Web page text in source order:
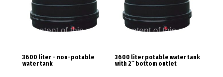
3600 liter – non-potable
water tank
3600 liter potable water tank
with 2″ bottom outlet